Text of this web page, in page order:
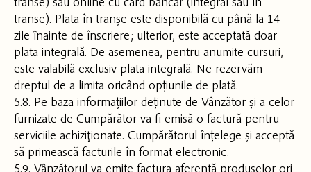
transe). Plata în tranșe este disponibilă cu până la 14
zile înainte de înscriere; ulterior, este acceptată doar
plata integrală. De asemenea, pentru anumite cursuri,
este valabilă exclusiv plata integrală. Ne rezervăm
dreptul de a limita oricând opțiunile de plată.
5.8. Pe baza informațiilor deținute de Vânzător și a celor
furnizate de Cumpărător va fi emisă o factură pentru
serviciile achiziţionate. Cumpărătorul înțelege și acceptă
să primească facturile în format electronic.
5.9. Vânzătorul va emite factura aferentă produselor ori